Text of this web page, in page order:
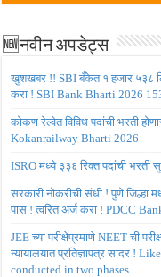
🆕नवीन अपडेट्स
खुशखबर !! SBI बँकेत १ हजार ५३८
करा ! SBI Bank Bharti 2026
कोकण रेल्वेत विविध पदांची भरती
Kokanrailway Bharti 2026
ISRO मध्ये ३३६ रिक्त पदांची भरती
सरकारी नोकरीची संधी ! पुणे जिल्हा
पास ! त्वरित अर्ज करा ! PDCC
JEE च्या परीक्षेप्रमाणे NEET ची
न्यायालयात प्रतिज्ञापत्र सादर !
conducted in two phases.